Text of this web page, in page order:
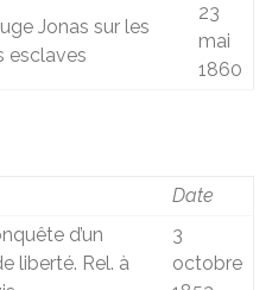
Jonas sur les
esclaves
23
mai
1860
Date
d’un
liberté. Rel. à
3
octobre